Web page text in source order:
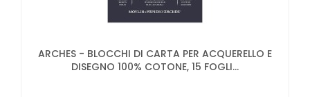
ARCHES - BLOCCHI DI CARTA PER ACQUERELLO E
DISEGNO 100% COTONE, 15 FOGLI...